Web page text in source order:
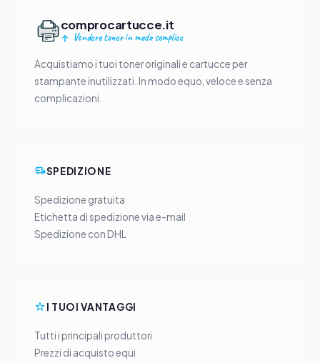
comprocartucce.it
Vendere toner in modo semplice
Acquistiamo i tuoi toner originali e cartucce per
stampante inutilizzati. In modo equo, veloce e senza
complicazioni.
SPEDIZIONE
Spedizione gratuita
Etichetta di spedizione via e-mail
Spedizione con DHL
I TUOI VANTAGGI
Tutti i principali produttori
Prezzi di acquisto equi